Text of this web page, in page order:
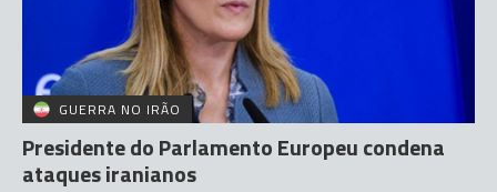
GUERRA NO IRÃO
Presidente do Parlamento Europeu condena
ataques iranianos